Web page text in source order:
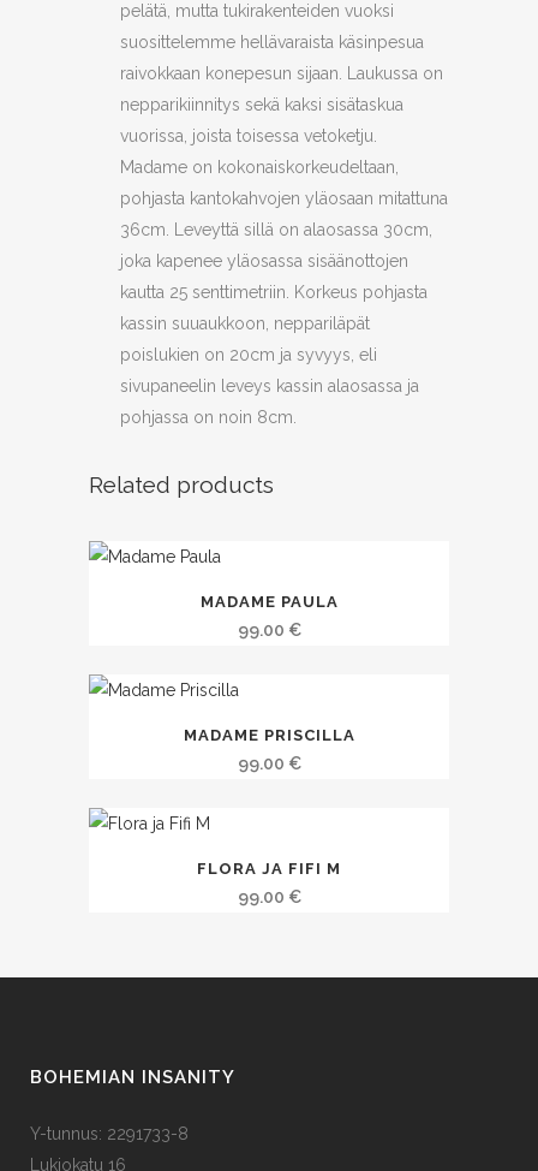
pelätä, mutta tukirakenteiden vuoksi
suosittelemme hellävaraista käsinpesua
raivokkaan konepesun sijaan. Laukussa on
nepparikiinnitys sekä kaksi sisätaskua
vuorissa, joista toisessa vetoketju.
Madame on kokonaiskorkeudeltaan,
pohjasta kantokahvojen yläosaan mitattuna
36cm. Leveyttä sillä on alaosassa 30cm,
joka kapenee yläosassa sisäänottojen
kautta 25 senttimetriin. Korkeus pohjasta
kassin suuaukkoon, neppariläpät
poislukien on 20cm ja syvyys, eli
sivupaneelin leveys kassin alaosassa ja
pohjassa on noin 8cm.
Related products
MADAME PAULA
99.00 €
MADAME PRISCILLA
99.00 €
FLORA JA FIFI M
99.00 €
BOHEMIAN INSANITY
Y-tunnus: 2291733-8
Lukiokatu 16